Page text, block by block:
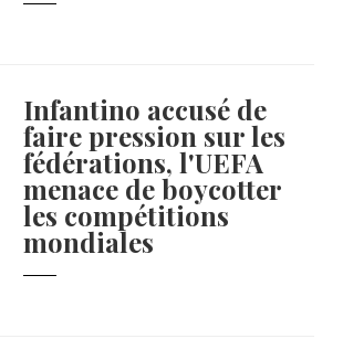
Infantino accusé de
faire pression sur les
fédérations, l'UEFA
menace de boycotter
les compétitions
mondiales